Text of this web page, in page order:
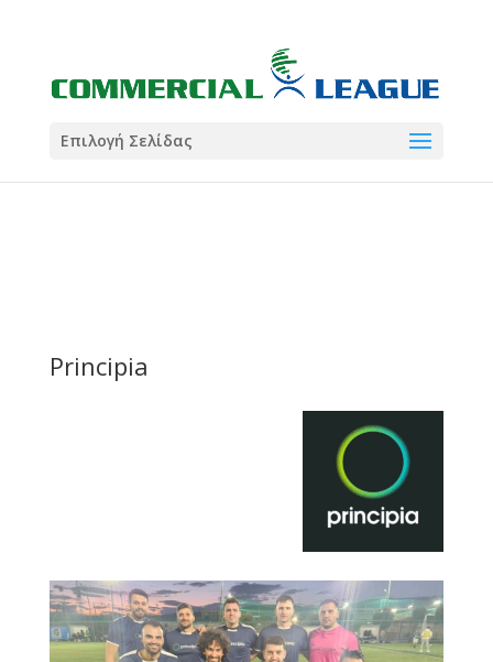
Coral
Σωματείο ΣΟΛ
Coral
5
Επιλογή Σελίδας
Principia